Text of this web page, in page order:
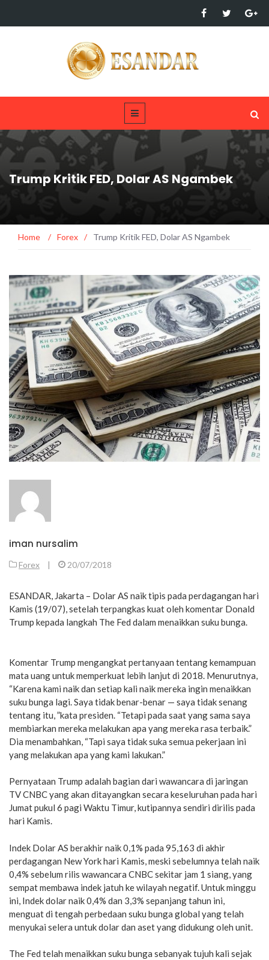
Trump Kritik FED, Dolar AS Ngambek
Home / Forex / Trump Kritik FED, Dolar AS Ngambek
iman nursalim
Forex | 20/07/2018
ESANDAR, Jakarta – Dolar AS naik tipis pada perdagangan hari
Kamis (19/07), setelah terpangkas kuat oleh komentar Donald
Trump kepada langkah The Fed dalam menaikkan suku bunga.
Komentar Trump mengangkat pertanyaan tentang kemampuan
mata uang untuk memperkuat lebih lanjut di 2018. Menurutnya,
“Karena kami naik dan setiap kali naik mereka ingin menaikkan
suku bunga lagi. Saya tidak benar-benar — saya tidak senang
tentang itu, ”kata presiden. “Tetapi pada saat yang sama saya
membiarkan mereka melakukan apa yang mereka rasa terbaik.”
Dia menambahkan, “Tapi saya tidak suka semua pekerjaan ini
yang melakukan apa yang kami lakukan.”
Pernyataan Trump adalah bagian dari wawancara di jaringan
TV CNBC yang akan ditayangkan secara keseluruhan pada hari
Jumat pukul 6 pagi Waktu Timur, kutipannya sendiri dirilis pada
hari Kamis.
Indek Dolar AS berakhir naik 0,1% pada 95,163 di akhir
perdagangan New York hari Kamis, meski sebelumnya telah naik
0,4% sebelum rilis wawancara CNBC sekitar jam 1 siang, yang
sempat membawa indek jatuh ke wilayah negatif. Untuk minggu
ini, Indek dolar naik 0,4% dan 3,3% sepanjang tahun ini,
menguat di tengah perbedaan suku bunga global yang telah
menyukai selera untuk dolar dan aset yang didukung oleh unit.
The Fed telah menaikkan suku bunga sebanyak tujuh kali sejak